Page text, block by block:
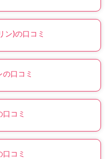
ン)の口コミ
口コミ
コミ
口コミ